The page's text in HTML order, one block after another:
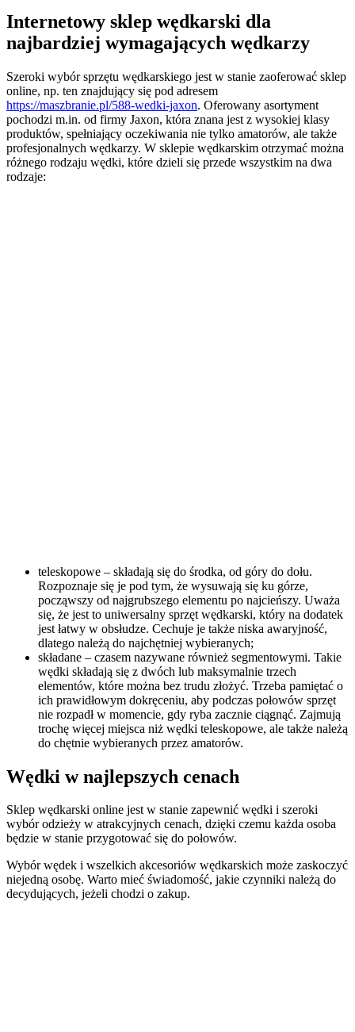
Internetowy sklep wędkarski dla
najbardziej wymagających wędkarzy
Szeroki wybór sprzętu wędkarskiego jest w stanie zaoferować sklep
online, np. ten znajdujący się pod adresem
https://maszbranie.pl/588-wedki-jaxon. Oferowany asortyment
pochodzi m.in. od firmy Jaxon, która znana jest z wysokiej klasy
produktów, spełniający oczekiwania nie tylko amatorów, ale także
profesjonalnych wędkarzy. W sklepie wędkarskim otrzymać można
różnego rodzaju wędki, które dzieli się przede wszystkim na dwa
rodzaje:
teleskopowe – składają się do środka, od góry do dołu.
Rozpoznaje się je pod tym, że wysuwają się ku górze,
począwszy od najgrubszego elementu po najcieńszy. Uważa
się, że jest to uniwersalny sprzęt wędkarski, który na dodatek
jest łatwy w obsłudze. Cechuje je także niska awaryjność,
dlatego należą do najchętniej wybieranych;
składane – czasem nazywane również segmentowymi. Takie
wędki składają się z dwóch lub maksymalnie trzech
elementów, które można bez trudu złożyć. Trzeba pamiętać o
ich prawidłowym dokręceniu, aby podczas połowów sprzęt
nie rozpadł w momencie, gdy ryba zacznie ciągnąć. Zajmują
trochę więcej miejsca niż wędki teleskopowe, ale także należą
do chętnie wybieranych przez amatorów.
Wędki w najlepszych cenach
Sklep wędkarski online jest w stanie zapewnić wędki i szeroki
wybór odzieży w atrakcyjnych cenach, dzięki czemu każda osoba
będzie w stanie przygotować się do połowów.
Wybór wędek i wszelkich akcesoriów wędkarskich może zaskoczyć
niejedną osobę. Warto mieć świadomość, jakie czynniki należą do
decydujących, jeżeli chodzi o zakup.